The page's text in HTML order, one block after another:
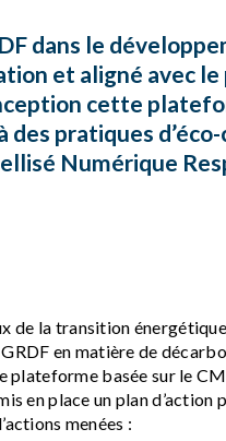
dans le
et aligné avec
cette
pratiques
Numérique
de la transition
en matière de
basée sur le
en place un plan d’action
menées :